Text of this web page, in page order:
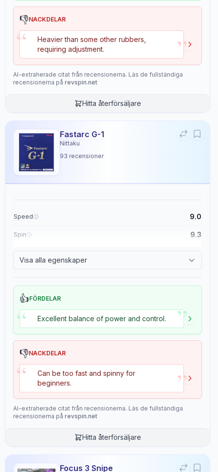
👎NACKDELAR
“
Heavier than some other rubbers,
requiring adjustment.
”
AI-extraherade citat från recensionerna. Läs de fullständiga
recensionerna på revspin.net
Hitta återförsäljare
Fastarc G-1
Nittaku
93 recensioner
Speed 9.0
Spin 9.3
Visa alla egenskaper
👍FÖRDELAR
“ Excellent balance of power and control. ”
👎NACKDELAR
“
Can be too fast and spinny for
beginners.
”
AI-extraherade citat från recensionerna. Läs de fullständiga
recensionerna på revspin.net
Hitta återförsäljare
Focus 3 Snipe
Pure
1 recensioner
seeking a balance of control and speed.
stiffness of 5, making it suitable for both offensive and defensive
playstyles.
The blade's hardness is rated at 6.7, providing a consistent feel with
some flex that offers precise feedback on ball impact.
With a consistency rating of 5 and an overall rating of 9, the Pure
blade excels in control, particularly for blocks and precise ball
reliable and responsive performance.
Egenskaper 6
Speed
8.0
Control
9.0
Stiffness
5.0 6.7
Consistency
5.0
Overall
9.0